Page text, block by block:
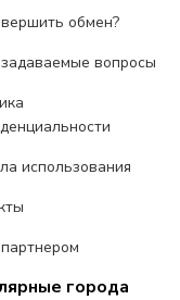
обмен?
вопросы
использования
города